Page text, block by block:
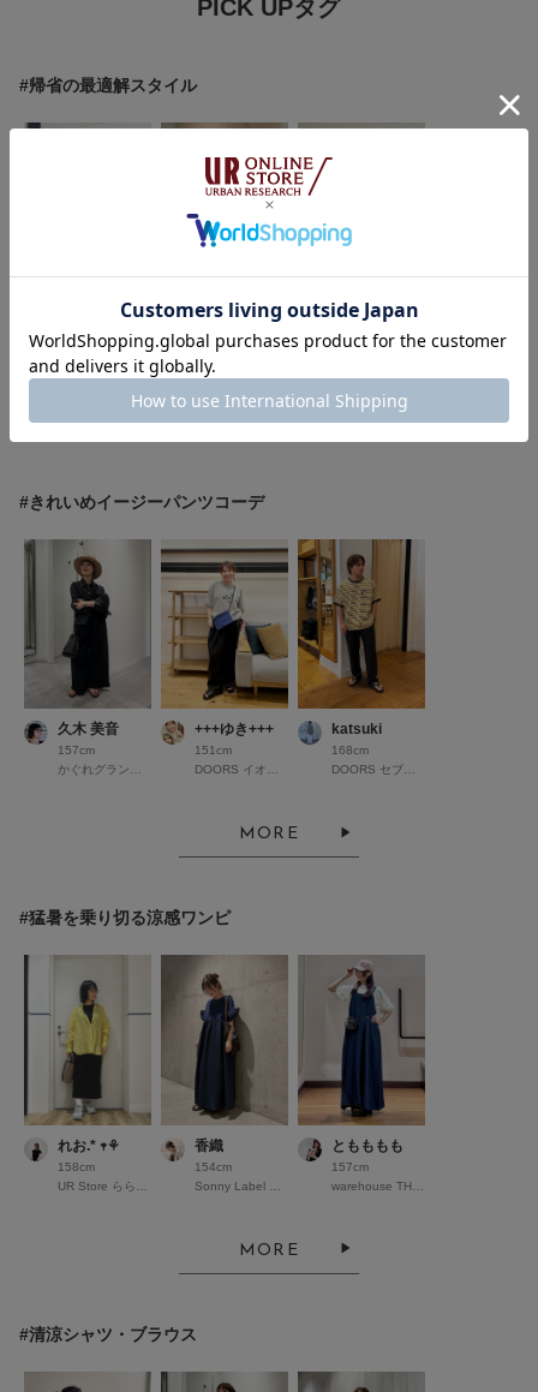
PICK UPタグ
#帰省の最適解スタイル
152cm
たなか☀︎
145cm
かぐれ阪神梅田
‪☆KIRA‪☆
158cm
#きれいめイージーパンツコーデ
久木 美音
157cm
+++ゆき+++
151cm
katsuki
168cm
MORE
#猛暑を乗り切る涼感ワンピ
れお.* 𖥧⚘
158cm
香織
154cm
ともももも
157cm
MORE
#清涼シャツ・ブラウス